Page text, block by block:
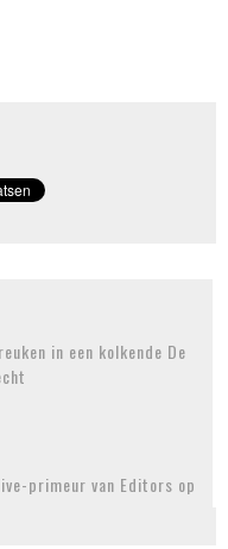
in een kolkende De
primeur van Editors op